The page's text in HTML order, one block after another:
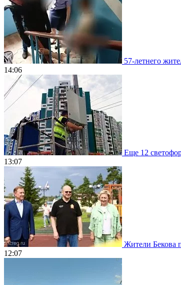
57-летнего
14:06
Еще 12
13:07
Жители Бекова
12:07